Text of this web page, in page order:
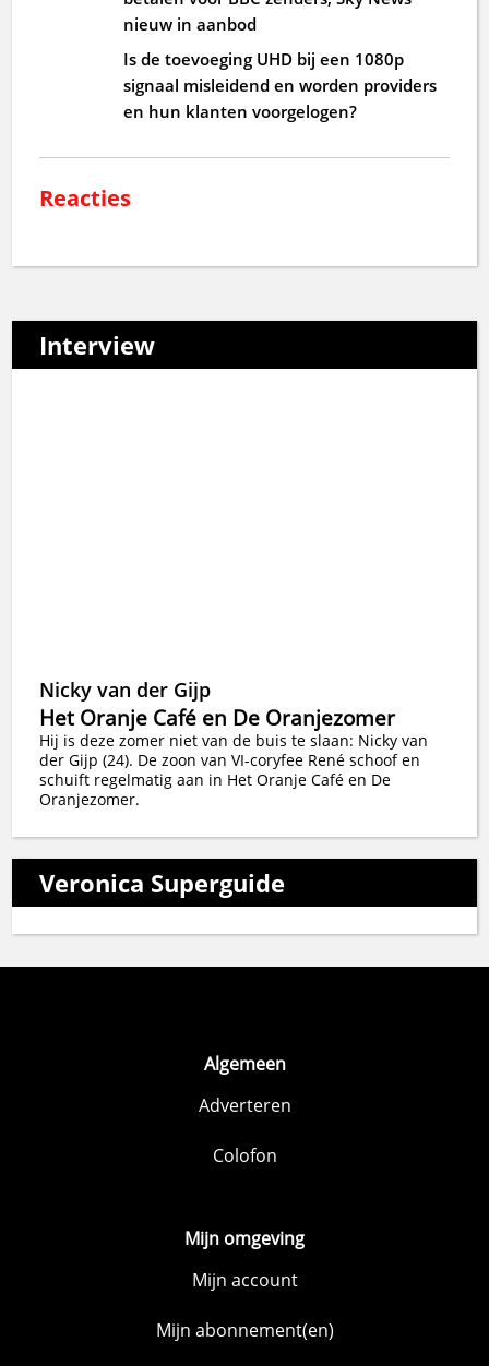
nieuw in aanbod
Is de toevoeging UHD bij een 1080p
signaal misleidend en worden providers
en hun klanten voorgelogen?
Reacties
Interview
Nicky van der Gijp
Het Oranje Café en De Oranjezomer
Hij is deze zomer niet van de buis te slaan: Nicky van
der Gijp (24). De zoon van VI-coryfee René schoof en
schuift regelmatig aan in Het Oranje Café en De
Oranjezomer.
Veronica Superguide
Algemeen
Adverteren
Colofon
Mijn omgeving
Mijn account
Mijn abonnement(en)